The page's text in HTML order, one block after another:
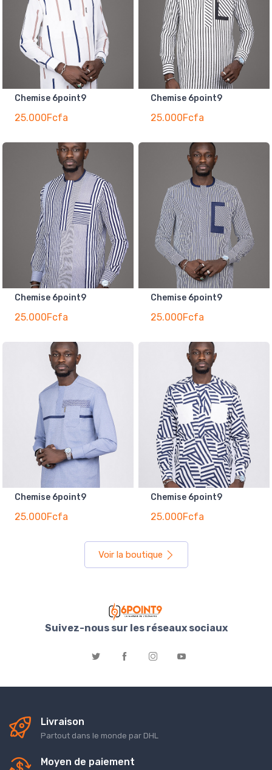
Chemise 6point9
25.000Fcfa
Chemise 6point9
25.000Fcfa
Chemise 6point9
25.000Fcfa
Chemise 6point9
25.000Fcfa
Chemise 6point9
25.000Fcfa
Chemise 6point9
25.000Fcfa
Voir la boutique
Suivez-nous sur les réseaux sociaux
Livraison
Partout dans le monde par DHL
Moyen de paiement